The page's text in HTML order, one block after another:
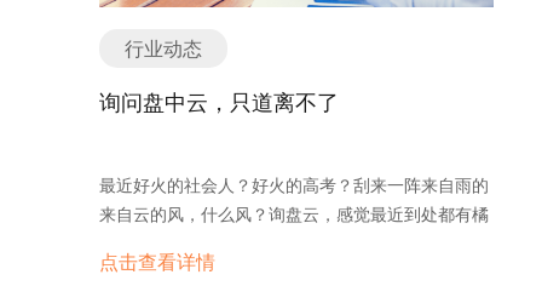
行业动态
询问盘中云，只道离不了
最近好火的社会人？好火的高考？刮来一阵来自雨的
来自云的风，什么风？询盘云，感觉最近到处都有橘
梦游，主要的还有那些穿T恤漂亮的小姐姐，我其实
点击查看详情